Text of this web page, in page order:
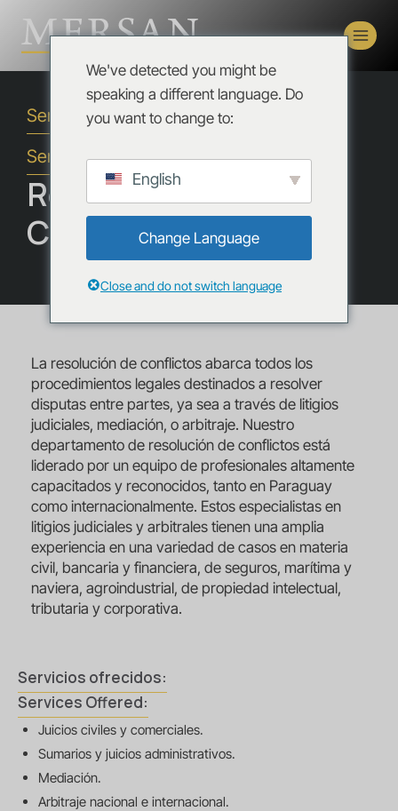
Servicios
Services
Resolución de
Conflictos
La resolución de conflictos abarca todos los
procedimientos legales destinados a resolver
disputas entre partes, ya sea a través de litigios
judiciales, mediación, o arbitraje. Nuestro
departamento de resolución de conflictos está
liderado por un equipo de profesionales altamente
capacitados y reconocidos, tanto en Paraguay
como internacionalmente. Estos especialistas en
litigios judiciales y arbitrales tienen una amplia
experiencia en una variedad de casos en materia
civil, bancaria y financiera, de seguros, marítima y
naviera, agroindustrial, de propiedad intelectual,
tributaria y corporativa.
Servicios ofrecidos:
Services Offered:
Juicios civiles y comerciales.
Sumarios y juicios administrativos.
Mediación.
Arbitraje nacional e internacional.
We've detected you might be
speaking a different language. Do
you want to change to:
English
Change Language
Close and do not switch language